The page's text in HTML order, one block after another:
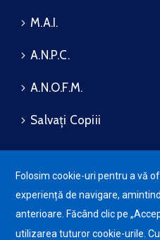
M.A.I.
A.N.P.C.
A.N.O.F.M.
Salvați Copiii
Protecția datelor cu caracter
personale (GDPR)
Politica de utilizare a Cookie-
urilor
Folosim cookie-uri pentru a vă
experiență de navigare,
anterioare. Făcând clic pe
utilizarea tuturor cookie-urile.